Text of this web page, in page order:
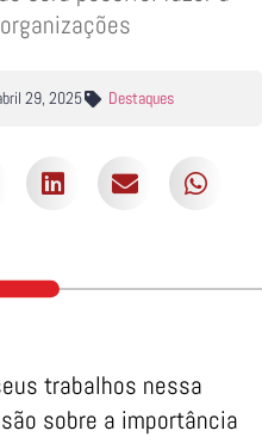
29, 2025 Destaques
trabalhos nessa
sobre a importância